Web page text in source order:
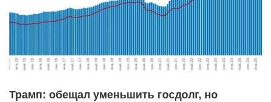
Трамп: обещал уменьшить госдолг, но